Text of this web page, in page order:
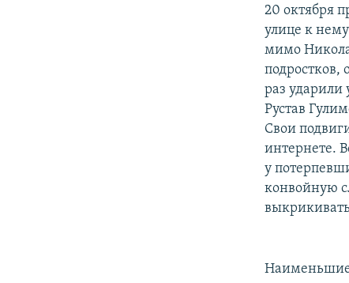
20 октября
улице к
мимо
подростков,
раз
Рустав
Свои
интернете.
у
конвойную
Наименьшие